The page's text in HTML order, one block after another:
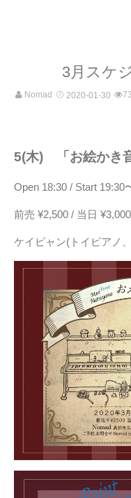
3月スケ
Nomad 2020-01-30
5(木) 「お絵かき
Open 18:30 / Start 19:30
前売 ¥2,500 / 当日
ケイピャン(トイピアノ